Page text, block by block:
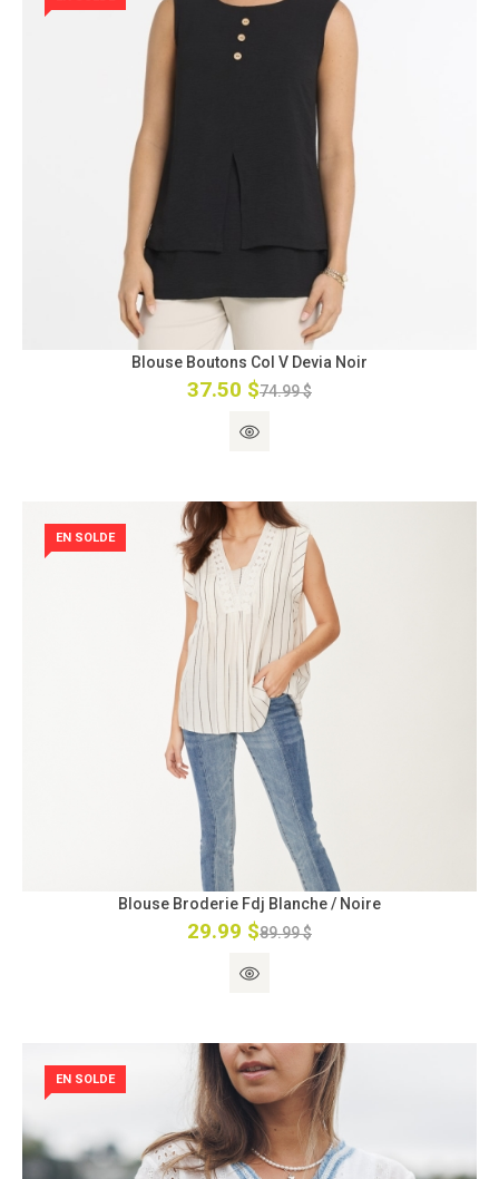
Blouse Boutons Col V Devia Noir
37.50 $74.99 $
EN SOLDE
Blouse Broderie Fdj Blanche / Noire
29.99 $89.99 $
EN SOLDE